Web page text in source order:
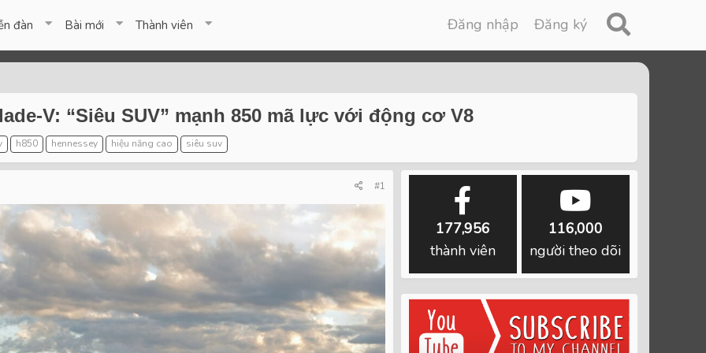
đàn Bài mới Thành viên Đăng nhập Đăng ký
V: “Siêu SUV” mạnh 850 mã lực với động cơ V8
h850 hennessey hiệu năng cao siêu suv
#1
177,956
thành viên
116,000
người theo dõi